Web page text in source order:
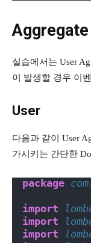
실습에서는 User
이 발생할 경우 이
User
다음과 같이 User
가시키는 간단한
package
import
import
import